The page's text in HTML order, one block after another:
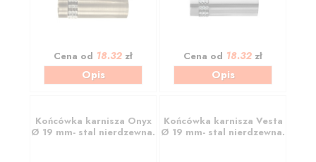
Cena od 18.32 zł
Opis
Cena od 18.32 zł
Opis
Końcówka karnisza Onyx
Ø 19 mm- stal nierdzewna.
Końcówka karnisza Vesta
Ø 19 mm- stal nierdzewna.